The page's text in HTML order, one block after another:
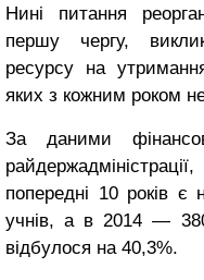
Нині питання
першу чергу,
ресурсу на
яких з кожним роком
За даними
попередні 10 років
учнів, а в 2014 —
відбулося на 40,3%.